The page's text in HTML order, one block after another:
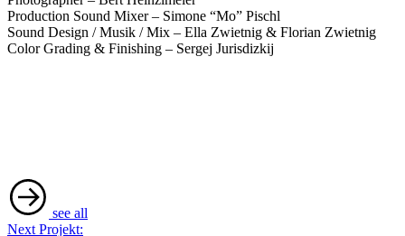
Production Sound Mixer – Simone “Mo” Pischl
Sound Design / Musik / Mix – Ella Zwietnig & Florian Zwietnig
Color Grading & Finishing – Sergej Jurisdizkij
see all
Next Projekt: